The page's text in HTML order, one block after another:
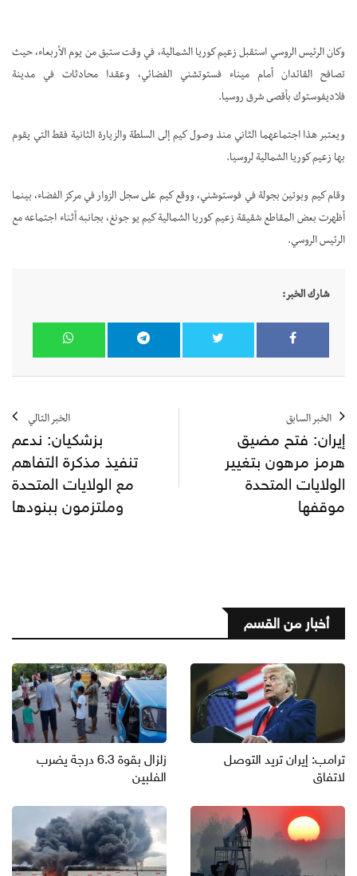
وكان الرئيس الروسي استقبل زعيم كوريا الشمالية، في وقت ستبق من يوم الأربعاء، حيث
تصافح القائدان أمام ميناء فستوتشني الفضائي، وعقدا محادثات في مدينة
فلاديفوستوك بأقصى شرق روسيا.
ويعتبر هذا اجتماعهما الثاني منذ وصول كيم إلى السلطة والزيارة الثانية فقط التي يقوم
بها زعيم كوريا الشمالية لروسيا.
وقام كيم وبوتين بجولة في فوستوشني، ووقع كيم على سجل الزوار في مركز الفضاء، بينما
أظهرت بعض المقاطع شقيقة زعيم كوريا الشمالية كيم يو جونغ، بجانبه أثناء اجتماعه مع
الرئيس الروسي.
شارك الخبر:
الخبر السابق
إيران: فتح مضيق
هرمز مرهون بتغيير
الولايات المتحدة
موقفها
الخبر التالي
بزشكيان: ندعم
تنفيذ مذكرة التفاهم
مع الولايات المتحدة
وملتزمون ببنودها
أخبار من القسم
ترامب: إيران تريد التوصل
لاتفاق
زلزال بقوة 6.3 درجة يضرب
الفلبين